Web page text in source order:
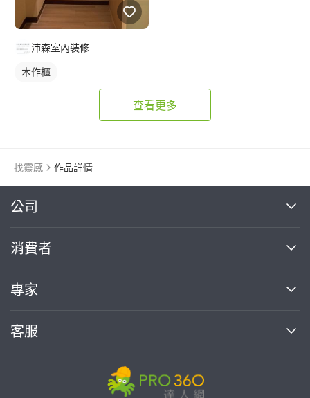
沛森室內裝修
木作櫃
查看更多
找靈感 作品詳情
公司
關於我們
部落格
加入我們
消費者
買服務
熱門服務
專家
案件中心
客服
繼續完成